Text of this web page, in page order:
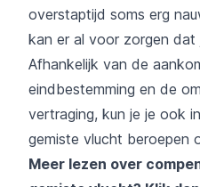
overstaptijd soms erg
kan er al voor zorgen dat
Afhankelijk van de
eindbestemming en de
vertraging, kun je je ook
gemiste vlucht beroepen
Meer lezen over